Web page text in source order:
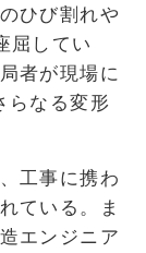
ひび割れや
屈してい
者が現場に
らなる変形
工事に携わ
ている。ま
エンジニア